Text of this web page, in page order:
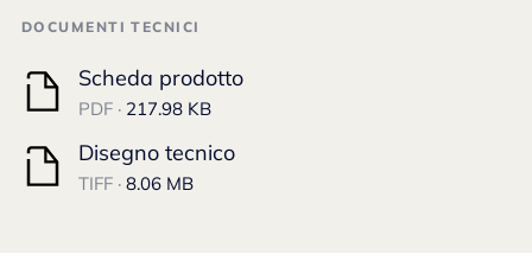
DOCUMENTI TECNICI
Scheda prodotto
PDF · 217.98 KB
Disegno tecnico
TIFF · 8.06 MB